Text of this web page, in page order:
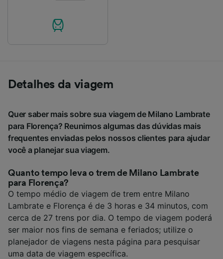
Detalhes da viagem
Quer saber mais sobre sua viagem de Milano Lambrate
para Florença? Reunimos algumas das dúvidas mais
frequentes enviadas pelos nossos clientes para ajudar
você a planejar sua viagem.
Quanto tempo leva o trem de Milano Lambrate
para Florença?
O tempo médio de viagem de trem entre Milano
Lambrate e Florença é de 3 horas e 34 minutos, com
cerca de 27 trens por dia. O tempo de viagem poderá
ser maior nos fins de semana e feriados; utilize o
planejador de viagens nesta página para pesquisar
uma data de viagem específica.